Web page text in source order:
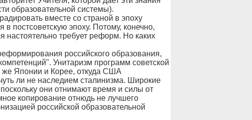
образовательной системы).
вместе со страной в эпоху
в постсоветскую эпоху. Потому, конечно,
настоятельно требует реформ. Но каких
российского образования,
Унитаризм программ советской
Японии и Корее, откуда США
ли не наследием сталинизма. Широкие
они отнимают время и силы от
копирование отнюдь не лучшего
российской образовательной